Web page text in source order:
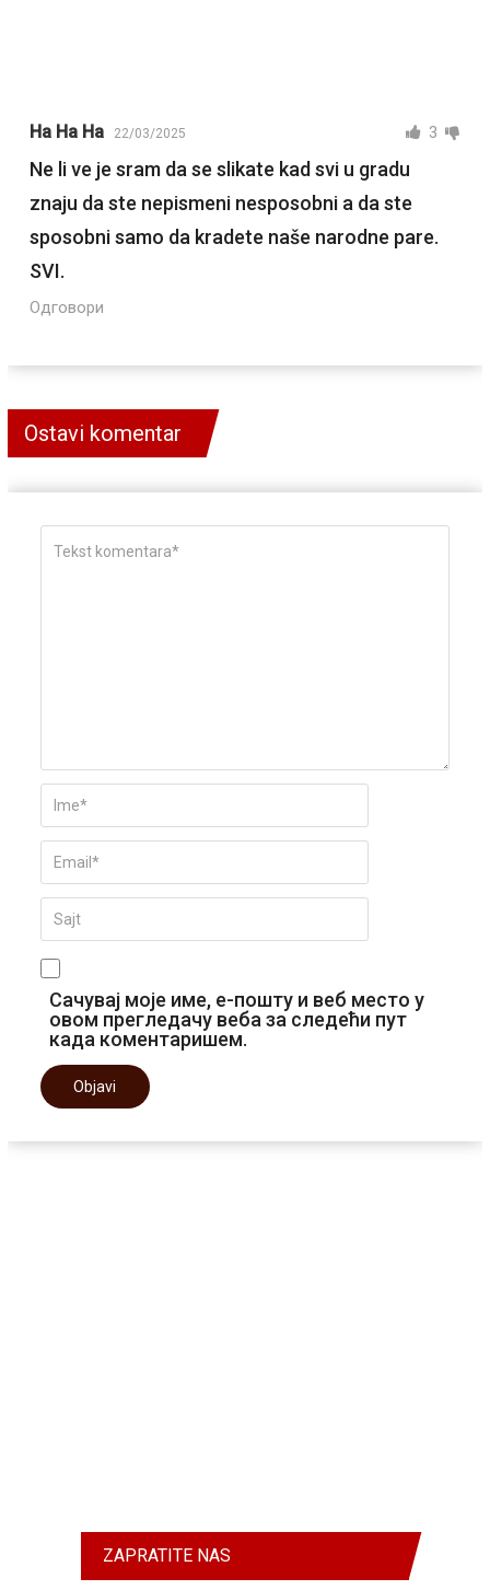
Ha Ha Ha 22/03/2025 3
Ne li ve je sram da se slikate kad svi u gradu
znaju da ste nepismeni nesposobni a da ste
sposobni samo da kradete naše narodne pare.
SVI.
Одговори
Ostavi komentar
Сачувај моје име, е-пошту и веб место у
овом прегледачу веба за следећи пут
када коментаришем.
ZAPRATITE NAS